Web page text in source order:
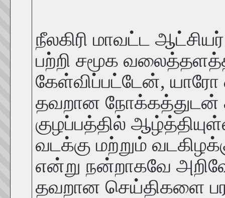
நீலகிரி மாவட்ட
பற்றி சமூக
கேள்விப்பட்டேன், யாரோ
தவறான நோக்கத்துடன்
குழப்பத்தில்
வடக்கு மற்றும்
என்று நன்றாகவே
தவறான செய்திகளை